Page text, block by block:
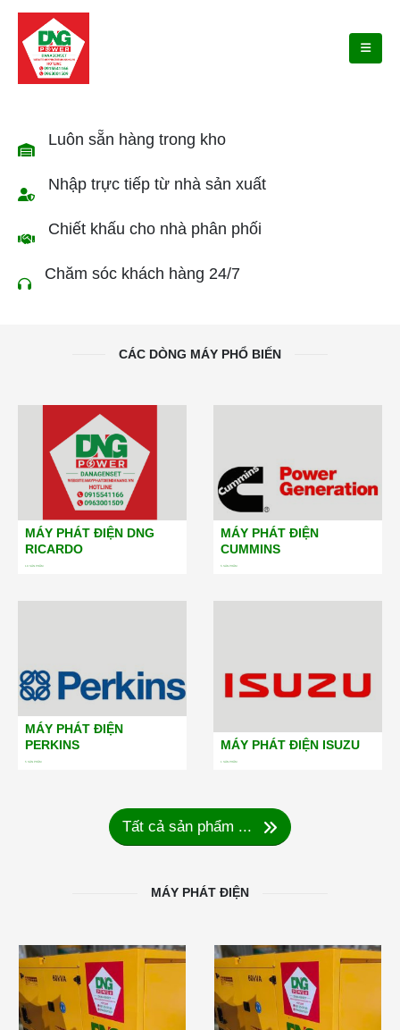
Luôn sẵn hàng trong kho
Nhập trực tiếp từ nhà sản xuất
Chiết khấu cho nhà phân phối
Chăm sóc khách hàng 24/7
CÁC DÒNG MÁY PHỔ BIẾN
MÁY PHÁT ĐIỆN DNG
RICARDO
19SẢN PHẨM
MÁY PHÁT ĐIỆN
CUMMINS
5SẢN PHẨM
MÁY PHÁT ĐIỆN
PERKINS
5SẢN PHẨM
MÁY PHÁT ĐIỆN ISUZU
1 SẢN PHẨM
Tất cả sản phẩm ...
MÁY PHÁT ĐIỆN